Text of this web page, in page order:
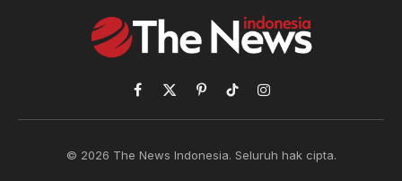
Facebook
X
(Twitter)
PinterestTikTokInstagram
© 2026 The News Indonesia. Seluruh hak cipta.